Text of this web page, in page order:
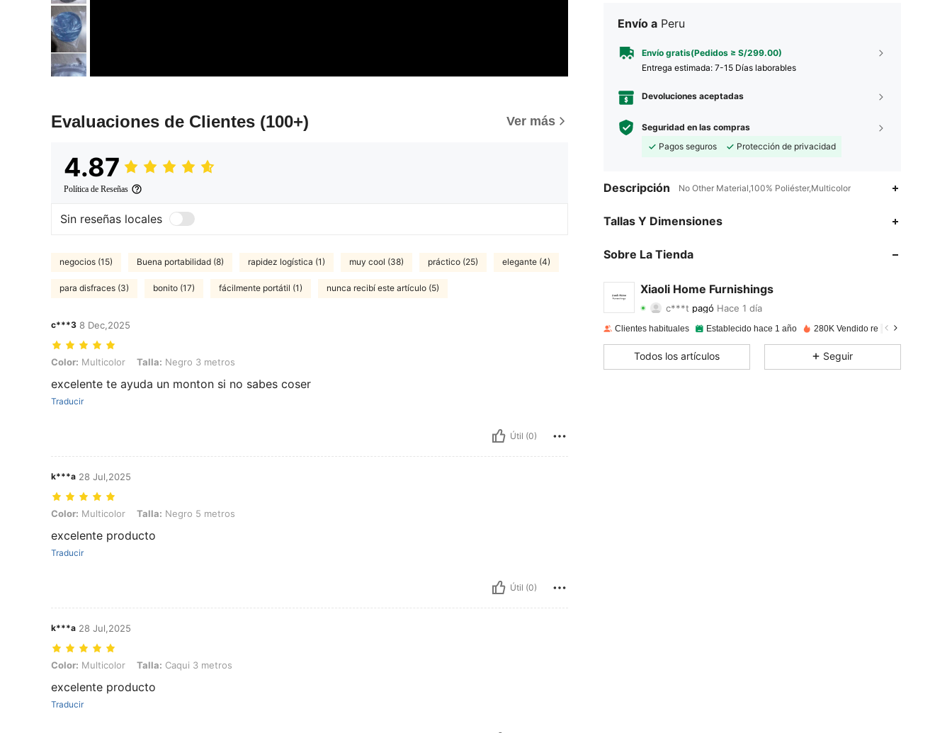
Evaluaciones de Clientes (100+) Ver más
4.87
Política de Reseñas
Sin reseñas locales
negocios (15) Buena portabilidad (8) rapidez logística (1) muy cool (38) práctico (25) elegante (4)
para disfraces (3) bonito (17) fácilmente portátil (1) nunca recibí este artículo (5)
c***3 8 Dec,2025
Color: Multicolor, Talla: Negro 3 metros
Color: Multicolor Talla: Negro 3 metros
excelente te ayuda un monton si no sabes coser
Traducir
Útil (0)
k***a 28 Jul,2025
Color: Multicolor, Talla: Negro 5 metros
Color: Multicolor Talla: Negro 5 metros
excelente producto
Traducir
Útil (0)
k***a 28 Jul,2025
Color: Multicolor, Talla: Caqui 3 metros
Color: Multicolor Talla: Caqui 3 metros
excelente producto
Traducir
Envío a Peru
Envío gratis(Pedidos ≥ S/299.00)
Entrega estimada: 7-15 Días laborables
Devoluciones aceptadas
Seguridad en las compras
Pagos seguros
Protección de privacidad
Descripción No Other Material,100% Poliéster,Multicolor
Tallas Y Dimensiones
Sobre La Tienda
Xiaoli Home Furnishings
4.83
4.83
4.83 77
c***tpagóHace 1 día
a***8 seguidoHace 1 día
4.83
Clientes habituales Establecido hace 1 año 280K Vendido recientemente
Todos los artículos Seguir